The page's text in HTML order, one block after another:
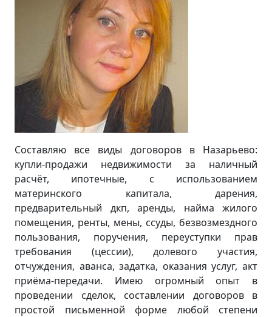
Составляю все виды договоров в Назарьево:
купли-продажи недвижимости за наличный
расчёт, ипотечные, с использованием
материнского капитала, дарения,
предварительный дкп, аренды, найма жилого
помещения, ренты, мены, ссуды, безвозмездного
пользования, поручения, переуступки прав
требования (цессии), долевого участия,
отчуждения, аванса, задатка, оказания услуг, акт
приёма-передачи. Имею огромный опыт в
проведении сделок, составлении договоров в
простой письменной форме любой степени